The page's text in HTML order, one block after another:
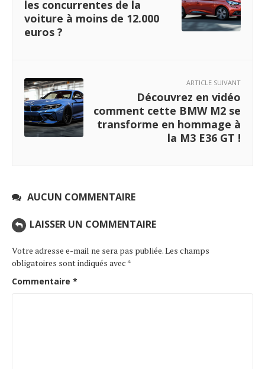
les concurrentes de la
voiture à moins de 12.000
euros ?
ARTICLE SUIVANT
Découvrez en vidéo
comment cette BMW M2 se
transforme en hommage à
la M3 E36 GT !
AUCUN COMMENTAIRE
LAISSER UN COMMENTAIRE
Votre adresse e-mail ne sera pas publiée.Les champs
obligatoires sont indiqués avec *
Commentaire *